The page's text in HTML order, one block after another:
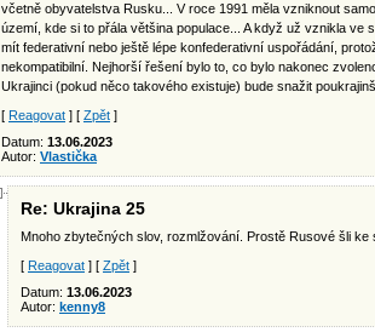
včetně obyvatelstva Rusku... V roce 1991 měla vzniknout
území, kde si to přála většina populace... A když už vznikla ve
mít federativní nebo ještě lépe konfederativní uspořádání,
nekompatibilní. Nejhorší řešení bylo to, co bylo nakonec
Ukrajinci (pokud něco takového existuje) bude snažit
[ Reagovat ] [ Zpět ]
Datum: 13.06.2023
Autor: Vlastička
Re: Ukrajina 25
Mnoho zbytečných slov, rozmlžování. Prostě Rusové šli ke
[ Reagovat ] [ Zpět ]
Datum: 13.06.2023
Autor: kenny8